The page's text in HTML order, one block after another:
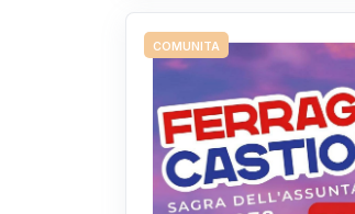
COMUNITA